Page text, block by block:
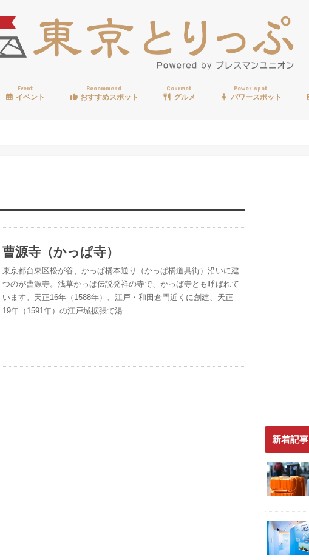
Event
イベント
Recommend
おすすめスポット
Gourmet
グルメ
Power spot
パワースポット
曹源寺（かっぱ寺）
東京都台東区松が谷、かっぱ橋本通り（かっぱ橋道具街）沿いに建
つのが曹源寺。浅草かっぱ伝説発祥の寺で、かっぱ寺とも呼ばれて
います。天正16年（1588年）、江戸・和田倉門近くに創建、天正
19年（1591年）の江戸城拡張で湯…
新着記事